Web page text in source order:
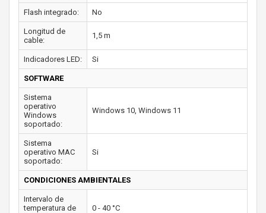
Flash integrado: No
Longitud de
cable:
1,5 m
Indicadores LED: Si
SOFTWARE
Sistema
operativo
Windows
soportado:
Windows 10, Windows 11
Sistema
operativo MAC
soportado:
Si
CONDICIONES AMBIENTALES
Intervalo de
temperatura de
0 - 40 °C